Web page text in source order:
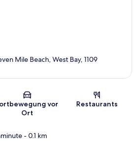
Karte
Mile Beach, West Bay, 1109
vor
Ort
Restaurants
- 0.1 km